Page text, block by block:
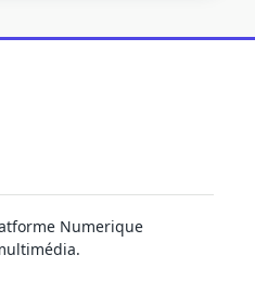
Numerique